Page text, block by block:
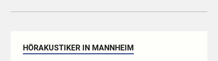
HÖRAKUSTIKER IN MANNHEIM